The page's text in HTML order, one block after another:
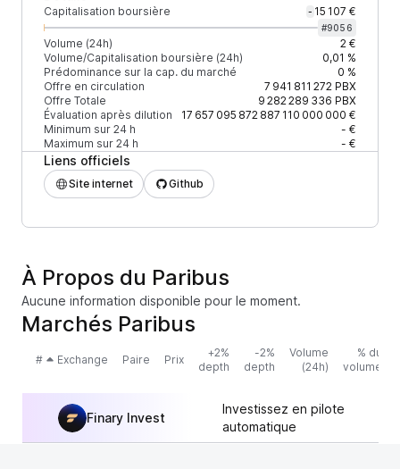
Capitalisation boursière - 15 107 €
#9056
Volume (24h)
2 €
Volume/Capitalisation boursière (24h)
0,01 %
Prédominance sur la cap. du marché
0 %
Offre en circulation
7 941 811 272PBX
Offre Totale
9 282 289 336 PBX
Évaluation après dilution
17 657 095 872 887 110 000 000 €
Minimum sur 24 h
- €
Maximum sur 24 h
- €
Liens officiels
Site internet Github
À Propos du Paribus
Aucune information disponible pour le moment.
Marchés Paribus
# Exchange Paire Prix
+2%
depth
-2%
depth
Volume
(24h)
% du
volume
Finary Invest
Investissez en pilote
automatique